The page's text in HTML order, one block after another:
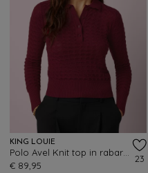
KING LOUIE
€ 89,95
23